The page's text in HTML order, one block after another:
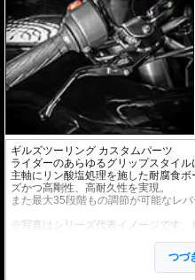
ギルズツーリング カスタムパーツ
ライダーのあらゆるグリップスタイル
主軸にリン酸塩処理を施した耐腐食
ズかつ高剛性、高耐久性を実現。
また最大35段階もの調節が可能なレ
※写真はシリーズ代表イメージです
つづ